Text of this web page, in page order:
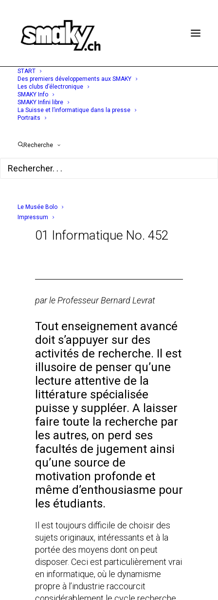
START
Des premiers développements aux SMAKY
Les clubs d’électronique
SMAKY Info
SMAKY Infini libre
La Suisse et l’informatique dans la presse
Portraits
Recherche
Le Musée Bolo
Impressum
5 SEPTEMBRE 1977
l'Université de Genève
- Développer le
machine
01 Informatique No. 452
par le Professeur Bernard Levrat
Tout enseignement avancé
doit s’appuyer sur des
activités de recherche. Il est
illusoire de penser qu’une
lecture attentive de la
littérature spécialisée
puisse y suppléer. A laisser
faire toute la recherche par
les autres, on perd ses
facultés de jugement ainsi
qu’une source de
motivation profonde et
même d’enthousiasme pour
les étudiants.
Il est toujours difficile de choisir des
sujets originaux, intéressants et à la
portée des moyens dont on peut
disposer. Ceci est particulièrement vrai
en informatique, où le dynamisme
propre à l’industrie raccourcit